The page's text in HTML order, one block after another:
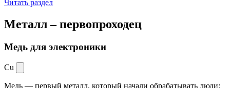
Читать раздел
Металл –первопроходец
Медь для электроники
Cu
Медь — первый металл, который начали обрабатывать люди: